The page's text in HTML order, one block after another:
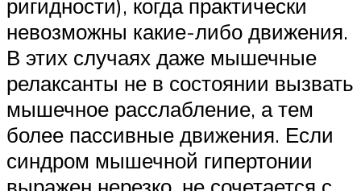
ригидности), когда практически
невозможны какие-либо движения.
В этих случаях даже мышечные
релаксанты не в состоянии вызвать
мышечное расслабление, а тем
более пассивные движения. Если
синдром мышечной гипертонии